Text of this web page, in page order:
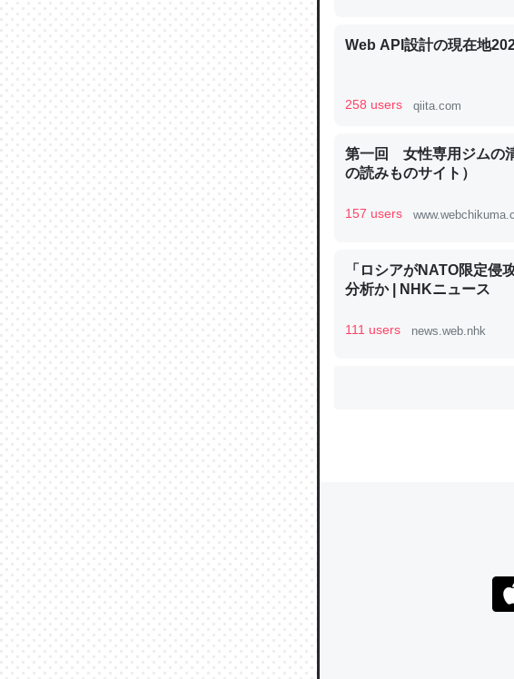
Web API設計の現在地
258 users qiita.com
第一回 女性専用ジムの
の読みものサイト）
157 users
「ロシアがNATO限定侵
分析か | NHKニュース
111 users news.web.nhk